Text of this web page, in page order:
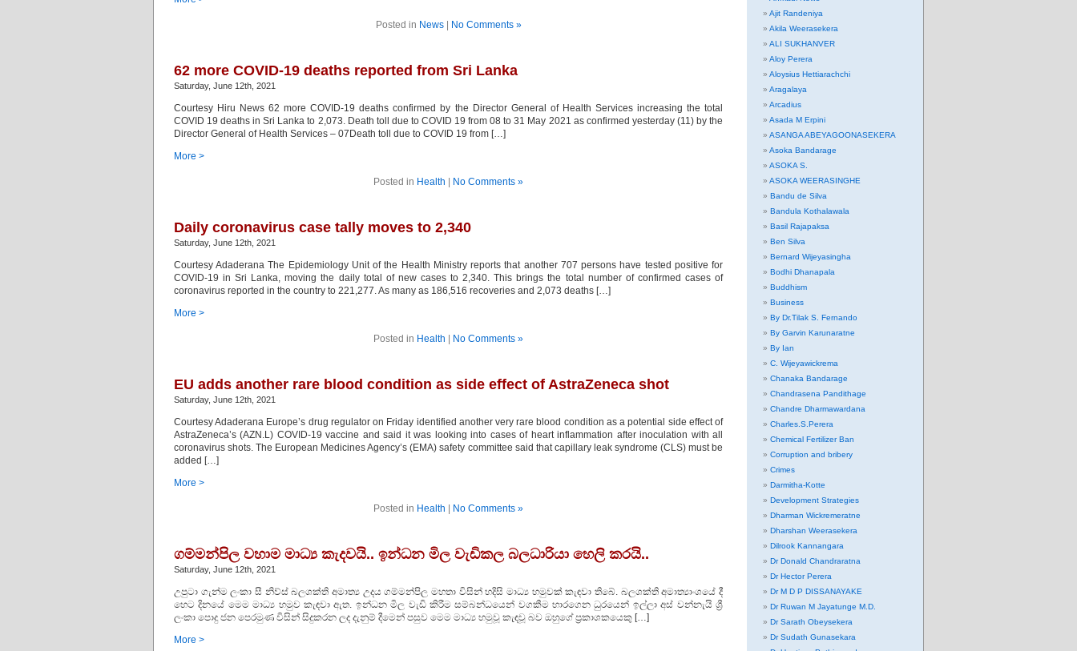
Posted in News| No Comments »
62 more COVID-19 deaths reported from Sri Lanka
Saturday, June 12th, 2021
Courtesy Hiru News 62 more COVID-19 deaths confirmed by the Director General of Health Services increasing the total
COVID 19 deaths in Sri Lanka to 2,073. Death toll due to COVID 19 from 08 to 31 May 2021 as confirmed yesterday (11) by the
Director General of Health Services – 07Death toll due to COVID 19 from […]
More >
Posted in Health No Comments »
Daily coronavirus case tally moves to 2,340
Saturday, June 12th, 2021
Courtesy Adaderana The Epidemiology Unit of the Health Ministry reports that another 707 persons have tested positive for
COVID-19 in Sri Lanka, moving the daily total of new cases to 2,340. This brings the total number of confirmed cases of
coronavirus reported in the country to 221,277. As many as 186,516 recoveries and 2,073 deaths […]
More >
Posted in Health No Comments »
EU adds another rare blood condition as side effect of AstraZeneca shot
Saturday, June 12th, 2021
Courtesy Adaderana Europe’s drug regulator on Friday identified another very rare blood condition as a potential side effect of
AstraZeneca’s (AZN.L) COVID-19 vaccine and said it was looking into cases of heart inflammation after inoculation with all
coronavirus shots. The European Medicines Agency’s (EMA) safety committee said that capillary leak syndrome (CLS) must be
added […]
More >
Posted in Health No Comments »
ගම්මන්පිල වහාම මාධ්‍ය කැදවයි.. ඉන්ධන මිල වැඩිකල බලධාරියා හෙලි කරයි..
Saturday, June 12th, 2021
උපුටා ගැන්ම ලංකා සී නිව්ස් බලශක්ති අමාත්‍ය උදය ගම්මන්පිල මහතා විසින් හදිසි මාධ්‍ය හමුවක් කැඳවා තිබේ. බලශක්ති අමාත්‍යාංශයේ දී
හෙට දිනයේ මෙම මාධ්‍ය හමුව කැඳවා ඇත. ඉන්ධන මිල වැඩි කිරීම සම්බන්ධයෙන් වගකීම භාරගෙන ධුරයෙන් ඉල්ලා අස් වන්නැයි ශ්‍රී
ලංකා පොදු ජන පෙරමුණ විසින් සිදුකරන ලද දැනුම් දීමෙන් පසුව මෙම මාධ්‍ය හමුවූ කැඳවූ බව ඔහුගේ ප්‍රකාශකයෙකු […]
More >
Ajit Randeniya
Akila Weerasekera
ALI SUKHANVER
Aloy Perera
Aloysius Hettiarachchi
Aragalaya
Arcadius
Asada M Erpini
ASANGA ABEYAGOONASEKERA
Asoka Bandarage
ASOKA S.
ASOKA WEERASINGHE
Bandu de Silva
Bandula Kothalawala
Basil Rajapaksa
Ben Silva
Bernard Wijeyasingha
Bodhi Dhanapala
Buddhism
Business
By Dr.Tilak S. Fernando
By Garvin Karunaratne
By Ian
C. Wijeyawickrema
Chanaka Bandarage
Chandrasena Pandithage
Chandre Dharmawardana
Charles.S.Perera
Chemical Fertilizer Ban
Corruption and bribery
Crimes
Darmitha-Kotte
Development Strategies
Dharman Wickremeratne
Dharshan Weerasekera
Dilrook Kannangara
Dr Donald Chandraratna
Dr Hector Perera
Dr M D P DISSANAYAKE
Dr Ruwan M Jayatunge M.D.
Dr Sarath Obeysekera
Dr Sudath Gunasekara